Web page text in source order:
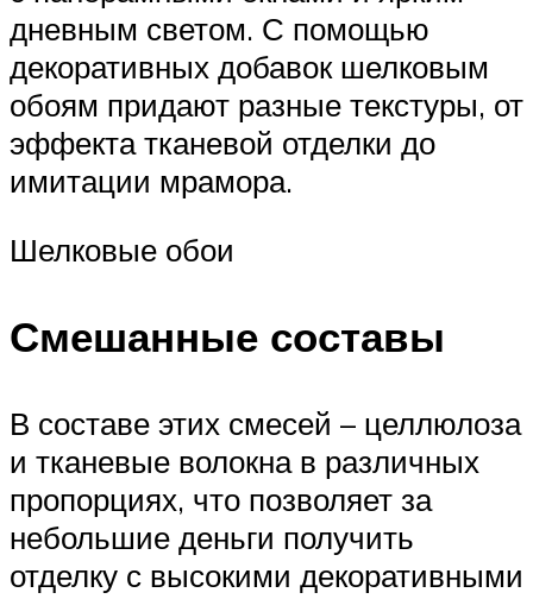
дневным светом. С помощью
декоративных добавок шелковым
обоям придают разные текстуры, от
эффекта тканевой отделки до
имитации мрамора.
Шелковые обои
Смешанные составы
В составе этих смесей – целлюлоза
и тканевые волокна в различных
пропорциях, что позволяет за
небольшие деньги получить
отделку с высокими декоративными